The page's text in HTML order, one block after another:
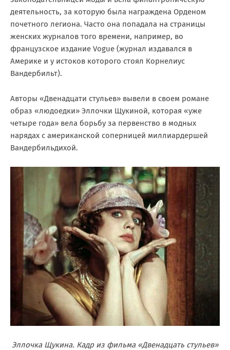
деятельность, за которую была награждена Орденом
почетного легиона. Часто она попадала на страницы
женских журналов того времени, например, во
французское издание Vogue (журнал издавался в
Америке и у истоков которого стоял Корнелиус
Вандербильт).
Авторы «Двенадцати стульев» вывели в своем романе
образ «людоедки» Эллочки Щукиной, которая «уже
четыре года» вела борьбу за первенство в модных
нарядах с американской соперницей миллиардершей
Вандербильдихой.
Эллочка Щукина. Кадр из фильма «Двенадцать стульев»